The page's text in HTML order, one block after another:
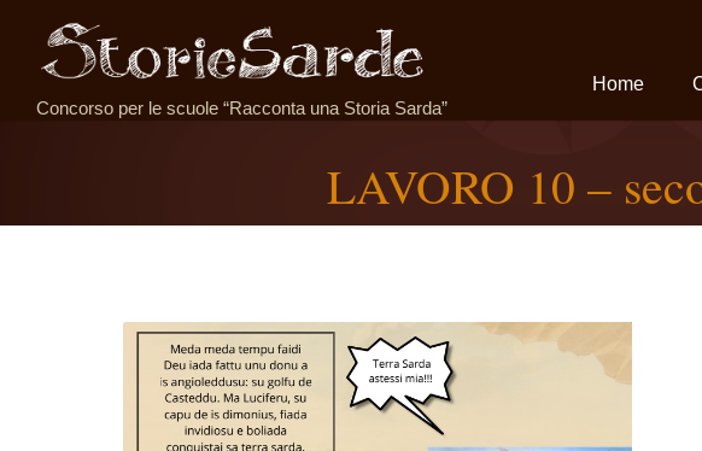
Concorso per le scuole “Racconta una Storia Sarda”
Home
LAVORO 10 –